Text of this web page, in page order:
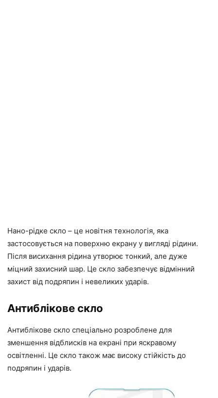
Нано-рідке скло – це новітня технологія, яка
застосовується на поверхню екрану у вигляді рідини.
Після висихання рідина утворює тонкий, але дуже
міцний захисний шар. Це скло забезпечує відмінний
захист від подряпин і невеликих ударів.
Антиблікове скло
Антиблікове скло спеціально розроблене для
зменшення відблисків на екрані при яскравому
освітленні. Це скло також має високу стійкість до
подряпин і ударів.